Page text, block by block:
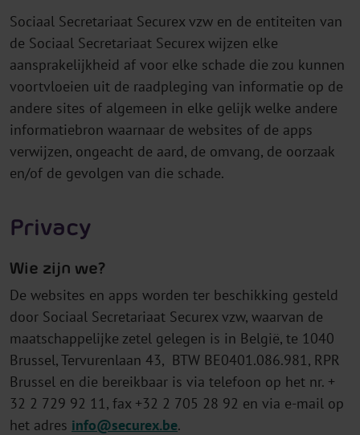
Sociaal Secretariaat Securex vzw en de entiteiten van
de Sociaal Secretariaat Securex wijzen elke
aansprakelijkheid af voor elke schade die zou kunnen
voortvloeien uit de raadpleging van informatie op de
andere sites of algemeen in elke gelijk welke andere
informatiebron waarnaar de websites of de apps
verwijzen, ongeacht de aard, de omvang, de oorzaak
en/of de gevolgen van die schade.
Privacy
Wie zijn we?
De websites en apps worden ter beschikking gesteld
door Sociaal Secretariaat Securex vzw, waarvan de
maatschappelijke zetel gelegen is in België, te 1040
Brussel, Tervurenlaan 43, BTW BE0401.086.981, RPR
Brussel en die bereikbaar is via telefoon op het nr. +
32 2 729 92 11, fax +32 2 705 28 92 en via e-mail op
het adres info@securex.be.